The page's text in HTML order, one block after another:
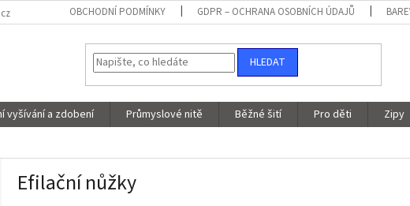
OBCHODNÍ PODMÍNKY GDPR – OCHRANA OSOBNÍCH ÚDAJŮ
HLEDAT
vyšívání a zdobení Průmyslové nitě Běžné šití Pro děti Zipy
Efilační nůžky